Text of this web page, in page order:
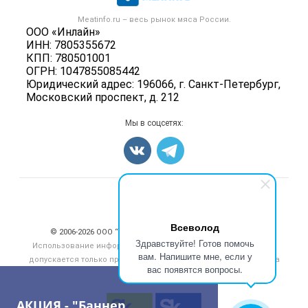
Всеволод
Здравствуйте! Готов помочь
вам. Напишите мне, если у
вас появятся вопросы.
Meatinfo.ru – весь рынок мяса России.
ООО «Инлайн»
ИНН: 7805355672
КПП: 780501001
ОГРН: 1047855085442
Юридический адрес: 196066, г. Санкт-Петербург,
Московский проспект, д. 212
Контактная информация
Политика обработки персональных данных
Мониторинг
Вакансии
Скот в живом весе
Колбасы, сосиски, деликатесы
Мясные полуфабрикаты
Мясные снеки
Яйца
Карта объявлений
Мы в соцсетях:
© 2006‑2026 ООО “Инлайн”. 12+ Все права защищены.
Использование информации, размещенной на данном сайте,
допускается только при размещении активной гиперссылки на
meatinfo.ru